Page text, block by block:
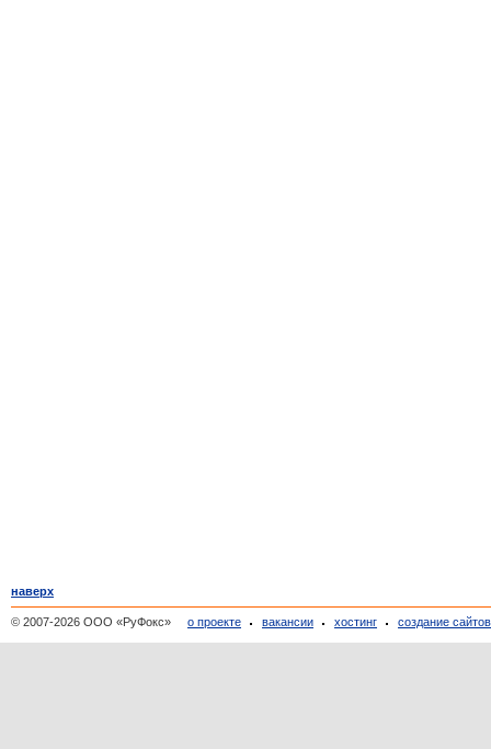
наверх
© 2007-2026 ООО «РуФокс» о проекте вакансии хостинг создание сайтов